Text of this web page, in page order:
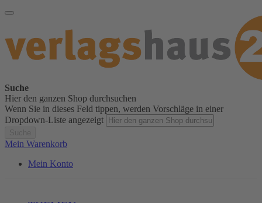
Suche
Hier den ganzen Shop durchsuchen
Wenn Sie in dieses Feld tippen, werden Vorschläge in einer
Dropdown-Liste angezeigt
Mein Warenkorb
Mein Konto